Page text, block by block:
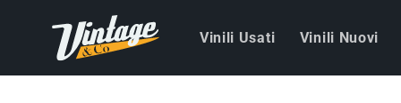
direttamente
ai contenuti
Vinili Usati Vinili Nuovi